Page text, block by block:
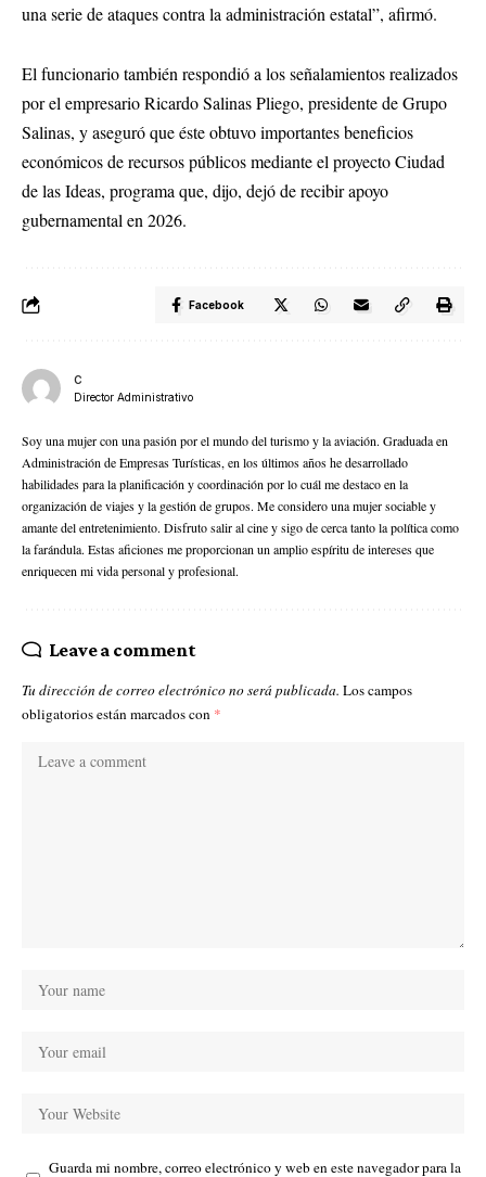
una serie de ataques contra la administración estatal”, afirmó.
El funcionario también respondió a los señalamientos realizados
por el empresario Ricardo Salinas Pliego, presidente de Grupo
Salinas, y aseguró que éste obtuvo importantes beneficios
económicos de recursos públicos mediante el proyecto Ciudad
de las Ideas, programa que, dijo, dejó de recibir apoyo
gubernamental en 2026.
Facebook
C
Director Administrativo
Soy una mujer con una pasión por el mundo del turismo y la aviación. Graduada en
Administración de Empresas Turísticas, en los últimos años he desarrollado
habilidades para la planificación y coordinación por lo cuál me destaco en la
organización de viajes y la gestión de grupos. Me considero una mujer sociable y
amante del entretenimiento. Disfruto salir al cine y sigo de cerca tanto la política como
la farándula. Estas aficiones me proporcionan un amplio espíritu de intereses que
enriquecen mi vida personal y profesional.
Leave a comment
Tu dirección de correo electrónico no será publicada. Los campos
obligatorios están marcados con *
Guarda mi nombre, correo electrónico y web en este navegador para la